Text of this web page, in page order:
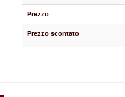
Prezzo
Prezzo scontato